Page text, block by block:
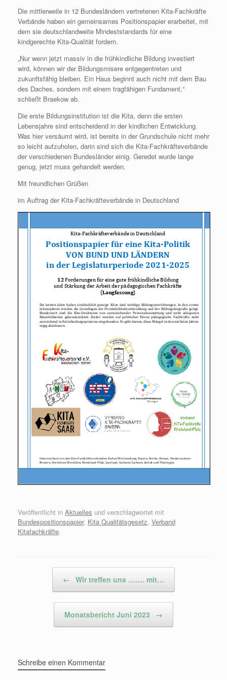
Die mittlerweile in 12 Bundesländern vertretenen Kita-Fachkräfte
Verbände haben ein gemeinsames Positionspapier erarbeitet, mit
dem sie deutschlandweite Mindeststandards für eine
kindgerechte Kita-Qualität fordern.
„Nur wenn jetzt massiv in die frühkindliche Bildung investiert
wird, können wir der Bildungsmisere entgegentreten und
zukunftsfähig bleiben. Ein Haus beginnt auch nicht mit dem Bau
des Daches, sondern mit einem tragfähigen Fundament,“
schließt Braekow ab.
Die erste Bildungsinstitution ist die Kita, denn die ersten
Lebensjahre sind entscheidend in der kindlichen Entwicklung.
Was hier versäumt wird, ist bereits in der Grundschule nicht mehr
so leicht aufzuholen, darin sind sich die Kita-Fachkräfteverbände
der verschiedenen Bundesländer einig. Geredet wurde lange
genug, jetzt muss gehandelt werden.
Mit freundlichen Grüßen
im Auftrag der Kita-Fachkräfteverbände in Deutschland
Veröffentlicht in Aktuelles und verschlagwortet mit
Bundespositionspapier, Kita Qualitätsgesetz, Verband
Kitafachkräfte.
← Wir treffen uns ……. mit…
Monatsbericht Juni 2023 →
Schreibe einen Kommentar